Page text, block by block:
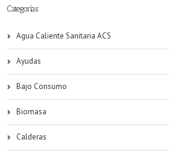
Categorías
Agua Caliente Sanitaria ACS
Ayudas
Bajo Consumo
Biomasa
Calderas